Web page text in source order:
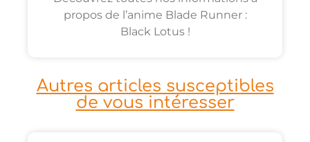
propos de l’anime Blade Runner :
Black Lotus !
Autres articles susceptibles
de vous intéresser